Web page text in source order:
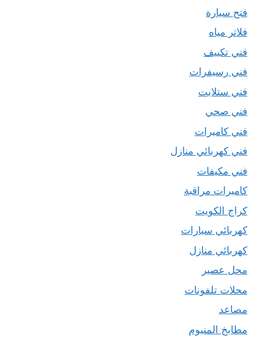
فتح سيارة
فلاتر مياه
فني تكييف
فني رسيفرات
فني ستلايت
فني صحي
فني كاميرات
فني كهربائي منازل
فني مكيفات
كاميرات مراقبة
كراج الكويت
كهربائي سيارات
كهربائي منازل
محل عصير
محلات تلفونات
مصاعد
مطابخ المنيوم